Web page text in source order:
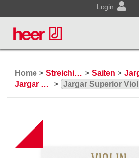
Login
Home > Streichinstrumente > Saiten >
Jargar Violinsaiten >